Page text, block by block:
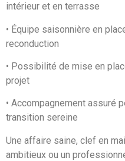
intérieur et en terrasse
• Équipe saisonnière en
reconduction
• Possibilité de mise en
projet
• Accompagnement assuré
transition sereine
Une affaire saine, clef en
ambitieux ou un